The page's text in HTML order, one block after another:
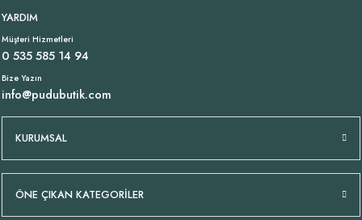
YARDIM
Müşteri Hizmetleri
0 535 585 14 94
Bize Yazın
info@pudubutik.com
KURUMSAL
ÖNE ÇIKAN KATEGORİLER